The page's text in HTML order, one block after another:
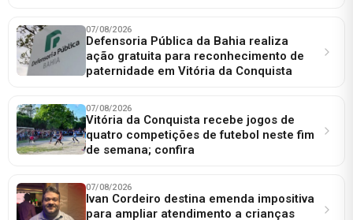
07/08/2026
Defensoria Pública da Bahia realiza
ação gratuita para reconhecimento de
paternidade em Vitória da Conquista
07/08/2026
Vitória da Conquista recebe jogos de
quatro competições de futebol neste fim
de semana; confira
07/08/2026
Ivan Cordeiro destina emenda impositiva
para ampliar atendimento a crianças